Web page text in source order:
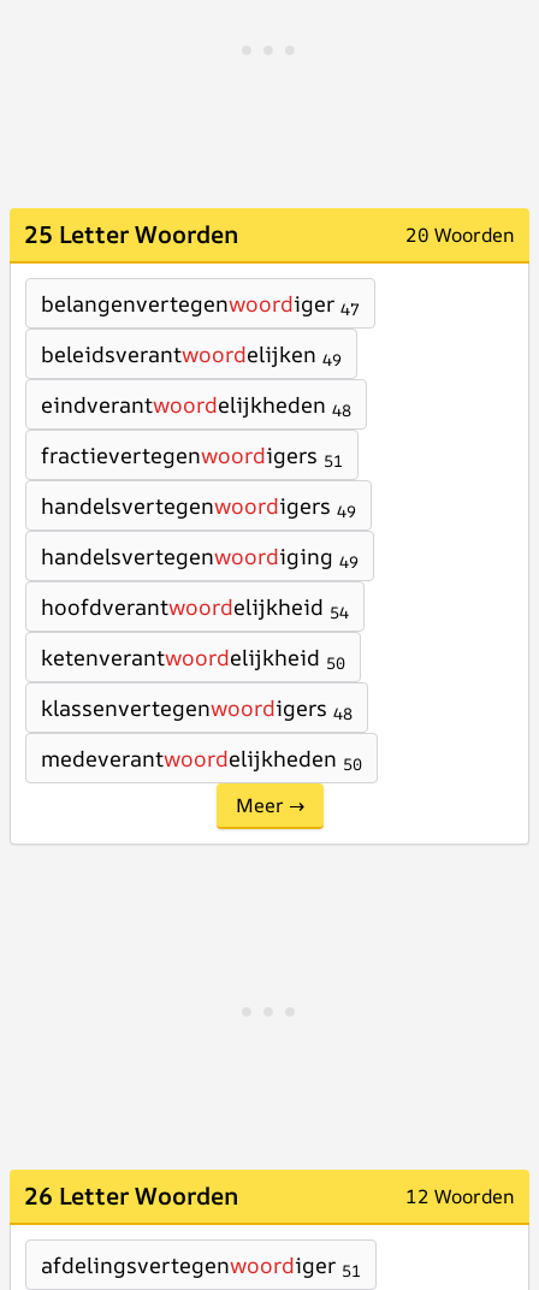
25 Letter Woorden 20 Woorden
belangenvertegenwoordiger 47
beleidsverantwoordelijken 49
eindverantwoordelijkheden 48
fractievertegenwoordigers 51
handelsvertegenwoordigers 49
handelsvertegenwoordiging 49
hoofdverantwoordelijkheid 54
ketenverantwoordelijkheid 50
klassenvertegenwoordigers 48
medeverantwoordelijkheden 50
Meer →
26 Letter Woorden 12 Woorden
afdelingsvertegenwoordiger 51